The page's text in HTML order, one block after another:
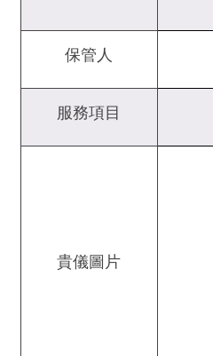
保管人
服務項目
貴儀圖片